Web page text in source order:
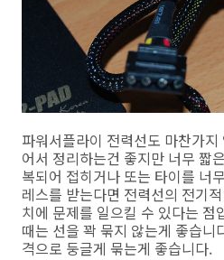
파워서플라이 전력선도 마찬가
어서 정리하는건 좋지만 너무 짧
복되어 접히거나 또는 타이를 너
레스를 받는다면 전력선의 전기
치에 문제를 일으킬 수 있다는 점
때는 선을 꽉 묶지 않는게 좋습니
격으로 둥글게 묶는게 좋습니다.